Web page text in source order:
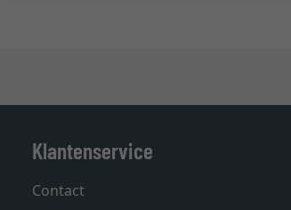
Klantenservice
Contact